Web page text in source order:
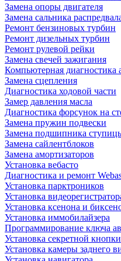
Замена опоры двигателя
Замена сальника
Ремонт бензиновых турбин
Ремонт дизельных турбин
Ремонт рулевой рейки
Замена свечей зажигания
Компьютерная диагностика
Замена сцепления
Диагностика ходовой части
Замер давления масла
Диагностика форсунок на
Замена пружин подвески
Замена подшипника
Замена сайлентблоков
Замена амортизаторов
Установка вебасто
Диагностика и ремонт
Установка парктроников
Установка
Установка ксенона и
Установка иммобилайзера
Программирование ключа
Установка секретной кнопки
Установка камеры заднего